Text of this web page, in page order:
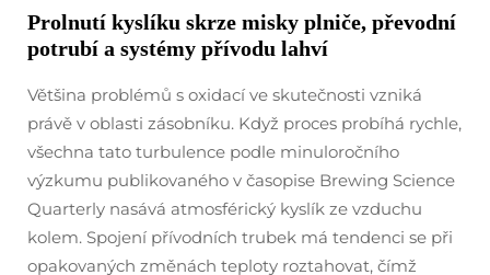
Prolnutí kyslíku skrze misky plniče, převodní
potrubí a systémy přívodu lahví
Většina problémů s oxidací ve skutečnosti vzniká
právě v oblasti zásobníku. Když proces probíhá rychle,
všechna tato turbulence podle minuloročního
výzkumu publikovaného v časopise Brewing Science
Quarterly nasává atmosférický kyslík ze vzduchu
kolem. Spojení přívodních trubek má tendenci se při
opakovaných změnách teploty roztahovat, čímž